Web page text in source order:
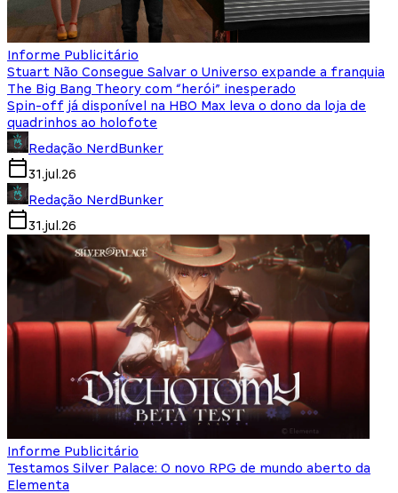
Informe Publicitário
Stuart Não Consegue Salvar o Universo expande a franquia
The Big Bang Theory com “herói” inesperado
Spin-off já disponível na HBO Max leva o dono da loja de
quadrinhos ao holofote
Redação NerdBunker
31.jul.26
Redação NerdBunker
31.jul.26
Informe Publicitário
Testamos Silver Palace: O novo RPG de mundo aberto da
Elementa